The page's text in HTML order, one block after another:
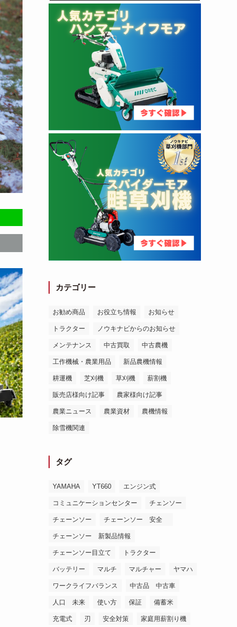
カテゴリー
お勧め商品 お役立ち情報 お知らせ
トラクター ノウキナビからのお知らせ
メンテナンス 中古買取 中古農機
工作機械・農業用品 新品農機情報
耕運機 芝刈機 草刈機 薪割機
販売店様向け記事 農家様向け記事
農業ニュース 農業資材 農機情報
除雪機関連
タグ
YAMAHA YT660 エンジン式
コミュニケーションセンター チェンソー
チェーンソー チェーンソー 安全
チェーンソー 新製品情報
チェーンソー目立て トラクター
バッテリー マルチ マルチャー ヤマハ
ワークライフバランス 中古品 中古車
人口 未来 使い方 保証 備蓄米
充電式 刃 安全対策 家庭用薪割り機